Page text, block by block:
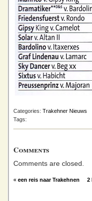
Categories: Trakehner Nieuws
Tags:
Comments
Comments are closed.
« een reis naar Trakehnen 2